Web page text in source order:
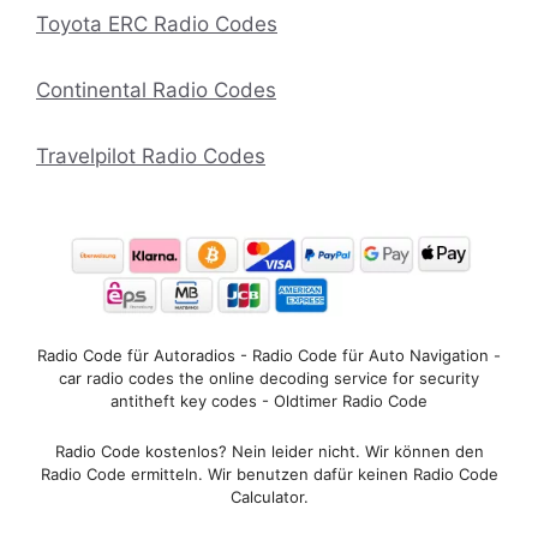
Toyota ERC Radio Codes
Continental Radio Codes
Travelpilot Radio Codes
Radio Code für Autoradios - Radio Code für Auto Navigation -
car radio codes the online decoding service for security
antitheft key codes - Oldtimer Radio Code
Radio Code kostenlos? Nein leider nicht. Wir können den
Radio Code ermitteln. Wir benutzen dafür keinen Radio Code
Calculator.